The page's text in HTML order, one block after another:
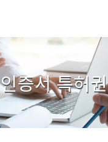
인증서 특허권